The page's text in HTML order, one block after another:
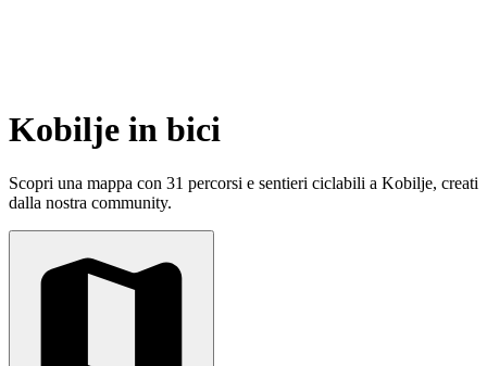
Kobilje in bici
Scopri una mappa con 31 percorsi e sentieri ciclabili a Kobilje, creati
dalla nostra community.